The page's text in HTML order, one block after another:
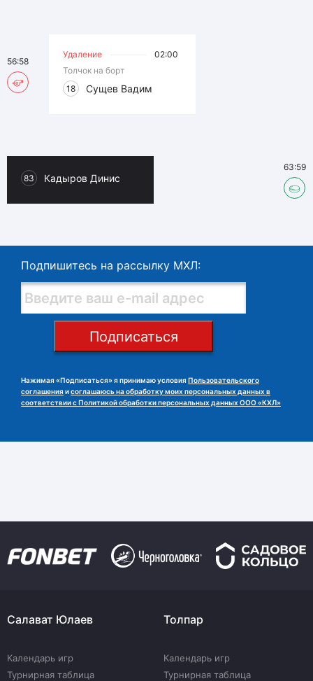
Удаление
02:00
Толчок на борт
18
Сущев Вадим
56:58
83 Кадыров Динис
63:59
Подпишитесь на рассылку МХЛ:
Подписаться
Нажимая «Подписаться» я принимаю условия Пользовательского
соглашения исоглашаюсь на обработку моих персональных данных в
соответствии с Политикой обработки персональных данных ООО «КХЛ»
Салават Юлаев
Календарь игр
Турнирная таблица
Толпар
Календарь игр
Турнирная таблица